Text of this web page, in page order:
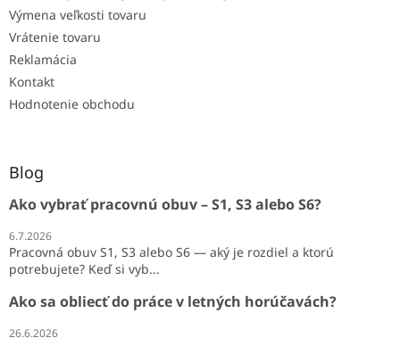
Výmena veľkosti tovaru
Vrátenie tovaru
Reklamácia
Kontakt
Hodnotenie obchodu
Blog
Ako vybrať pracovnú obuv – S1, S3 alebo S6?
6.7.2026
Pracovná obuv S1, S3 alebo S6 — aký je rozdiel a ktorú
potrebujete? Keď si vyb...
Ako sa obliecť do práce v letných horúčavách?
26.6.2026